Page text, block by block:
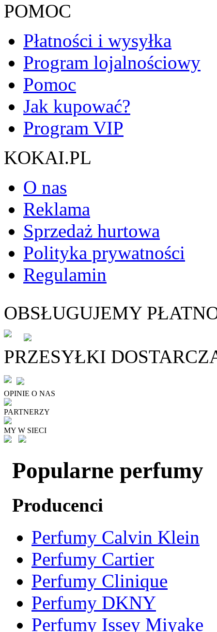
POMOC
Płatności i wysyłka
Program lojalnościowy
Pomoc
Jak kupować?
Program VIP
KOKAI.PL
O nas
Reklama
Sprzedaż hurtowa
Polityka prywatności
Regulamin
OBSŁUGUJEMY
PRZESYŁKI
OPINIE O NAS
PARTNERZY
MY W SIECI
Popularne perfumy
Producenci
Perfumy Calvin Klein
Perfumy Cartier
Perfumy Clinique
Perfumy DKNY
Perfumy Issey Miyake